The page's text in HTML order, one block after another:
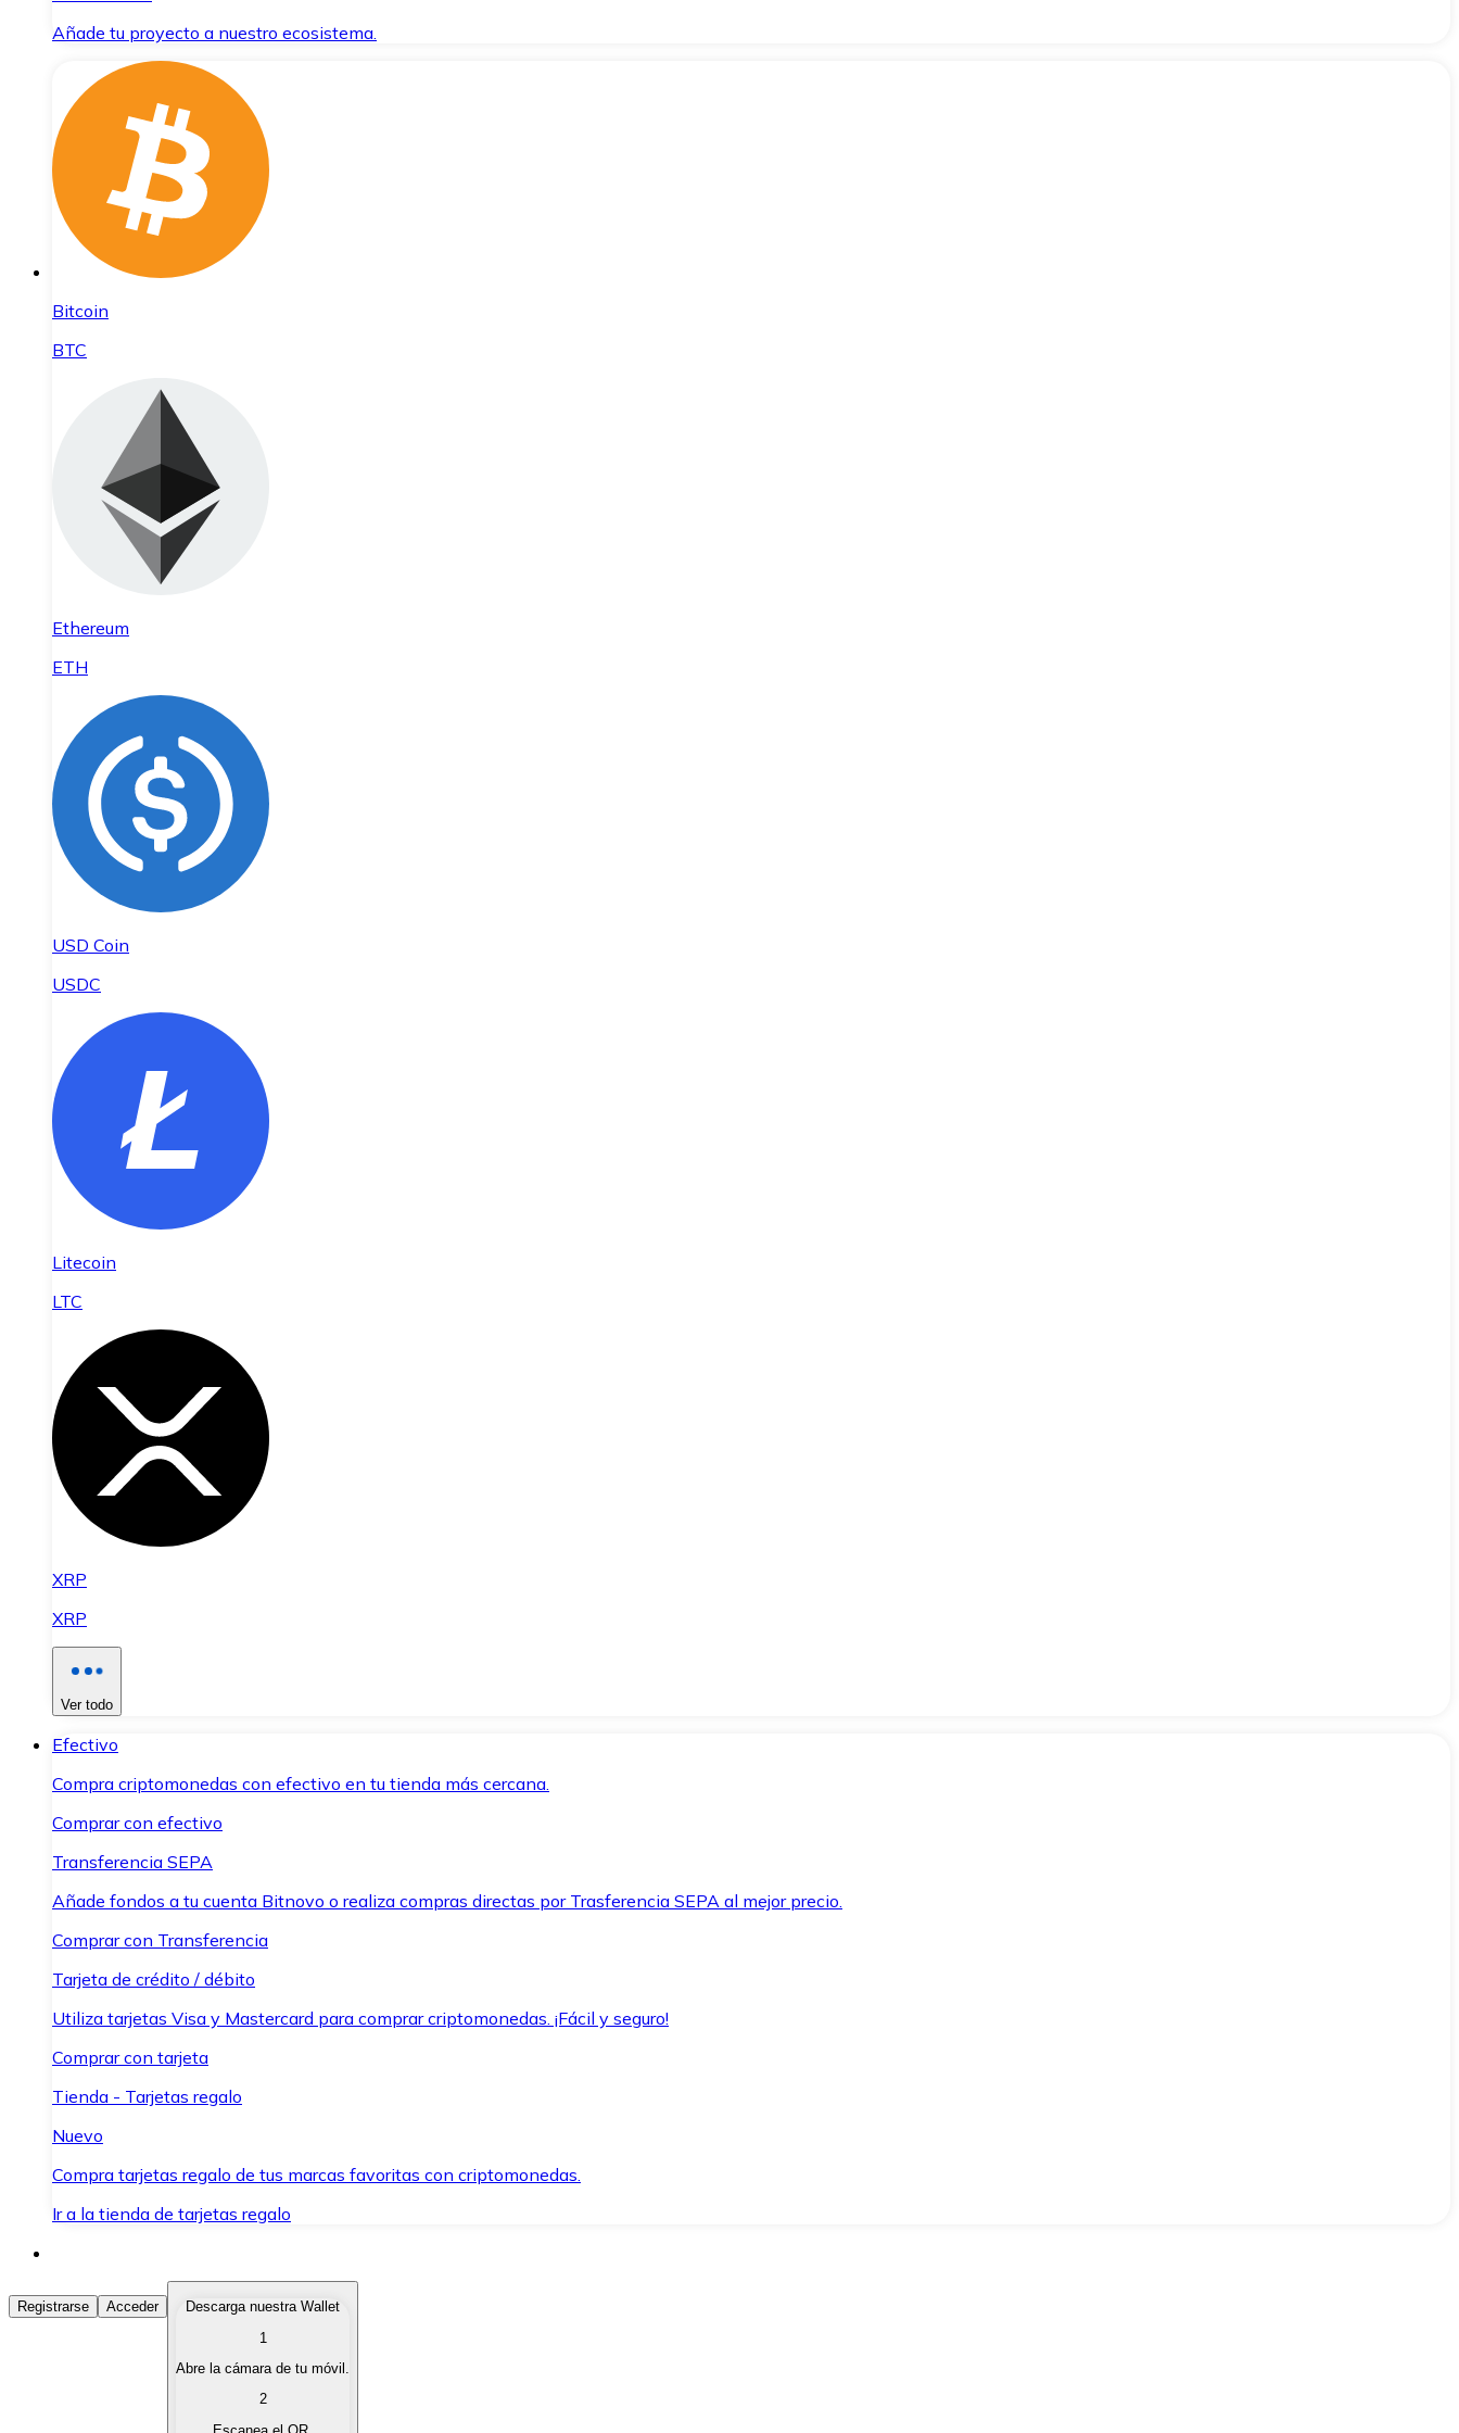
Añade tu proyecto a nuestro ecosistema.
Bitcoin
BTC
Ethereum
ETH
USD Coin
USDC
Litecoin
LTC
XRP
XRP
Ver todo
Efectivo
Compra criptomonedas con efectivo en tu tienda más cercana.
Comprar con efectivo
Transferencia SEPA
Añade fondos a tu cuenta Bitnovo o realiza compras directas por Trasferencia SEPA al mejor precio.
Comprar con Transferencia
Tarjeta de crédito / débito
Utiliza tarjetas Visa y Mastercard para comprar criptomonedas. ¡Fácil y seguro!
Comprar con tarjeta
Tienda - Tarjetas regalo
Nuevo
Compra tarjetas regalo de tus marcas favoritas con criptomonedas.
Ir a la tienda de tarjetas regalo
Comprar Criptomonedas
Compra criptomonedas con diferentes métodos de pago.
Vende tus criptomonedas de forma rápida y segura.
Registrarse Acceder
Descarga nuestra Wallet
1
Abre la cámara de tu móvil.
2